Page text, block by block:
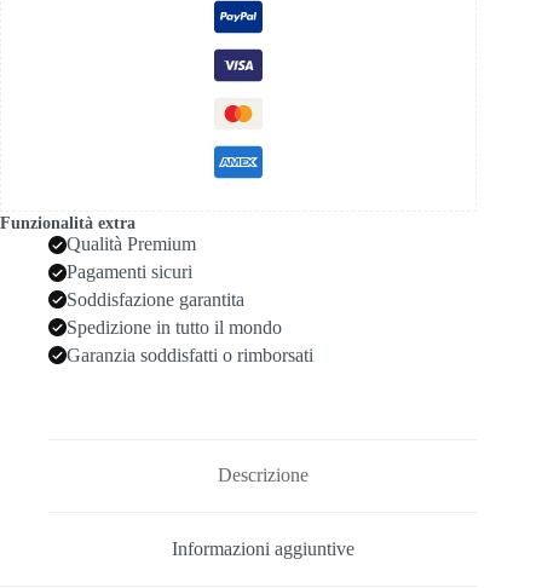
Funzionalità extra
Qualità Premium
Pagamenti sicuri
Soddisfazione garantita
Spedizione in tutto il mondo
Garanzia soddisfatti o rimborsati
Descrizione
Informazioni aggiuntive